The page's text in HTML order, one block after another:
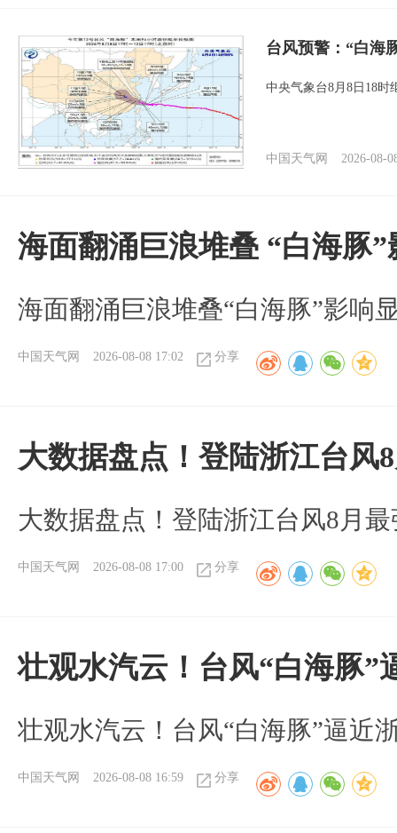
台风预警：“白海
中央气象台8月8日18时
中国天气网 2026-08-
海面翻涌巨浪堆叠 “白海豚”
海面翻涌巨浪堆叠“白海豚”影响
中国天气网 2026-08-08 17:02 分享
大数据盘点！登陆浙江台风
大数据盘点！登陆浙江台风8月
中国天气网 2026-08-08 17:00 分享
壮观水汽云！台风“白海豚”
壮观水汽云！台风“白海豚”逼近
中国天气网 2026-08-08 16:59 分享